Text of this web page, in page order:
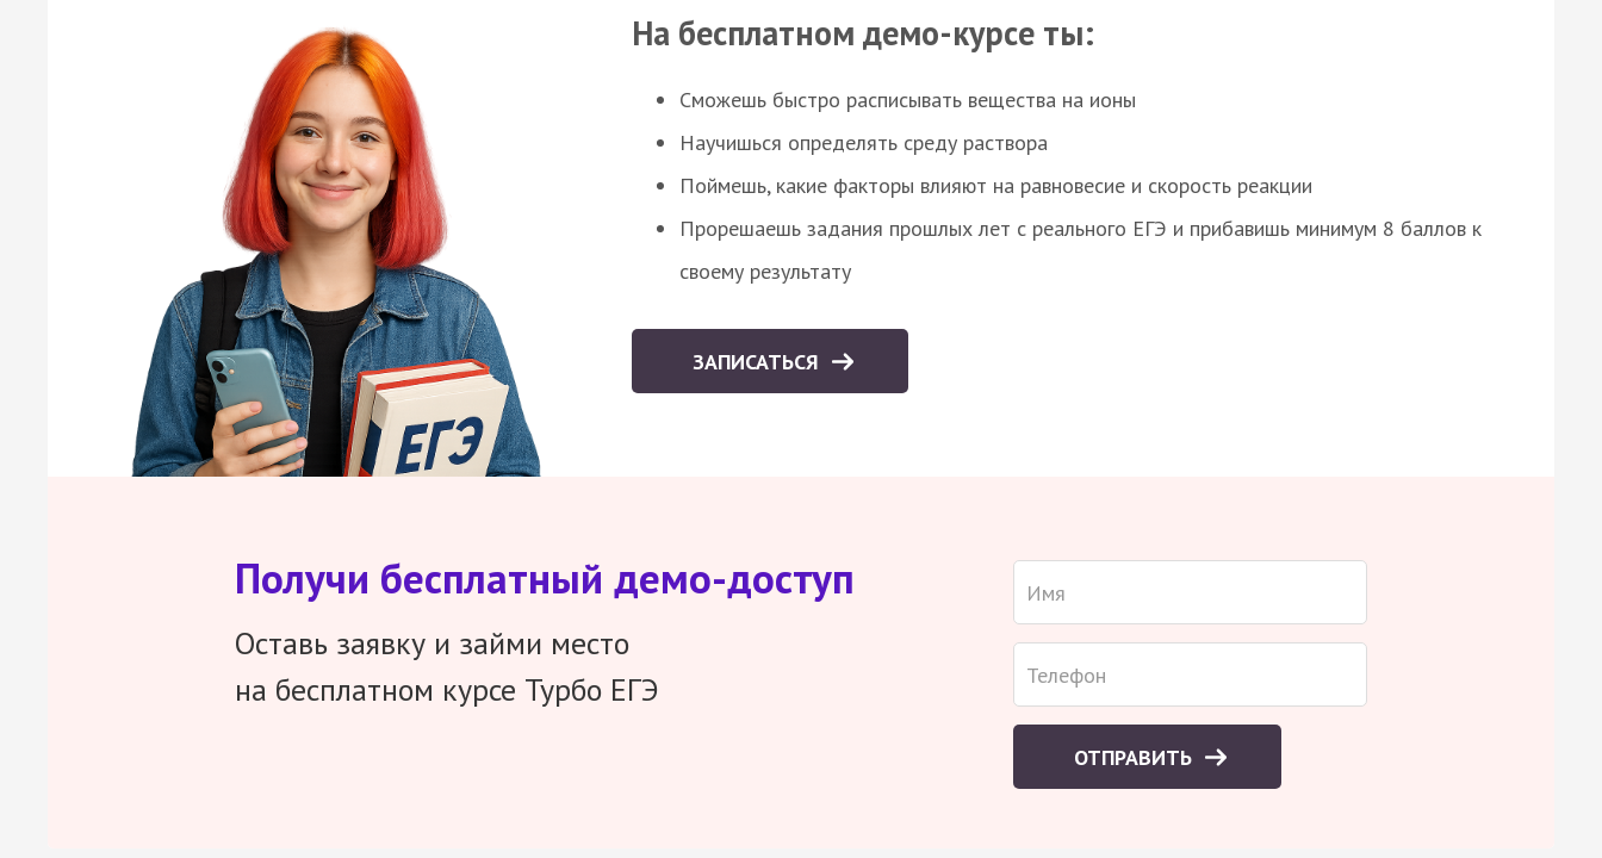
На бесплатном демо-курсе ты:
Сможешь быстро расписывать вещества на ионы
Научишься определять среду раствора
Поймешь, какие факторы влияют на равновесие и скорость реакции
Прорешаешь задания прошлых лет с реального ЕГЭ и прибавишь минимум 8 баллов к
своему результату
ЗАПИСАТЬСЯ
Получи бесплатный демо-доступ
Оставь заявку и займи место
на бесплатном курсе Турбо ЕГЭ
ОТПРАВИТЬ